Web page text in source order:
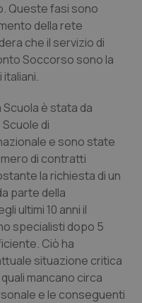
Ulcerosa
neurodegenerative
Queste fasi sono
della rete
che il servizio di
Soccorso sono la
è stata da
di
e sono state
di contratti
la richiesta di un
parte della
ultimi 10 anni il
specialisti dopo 5
Ciò ha
situazione critica
mancano circa
e le conseguenti